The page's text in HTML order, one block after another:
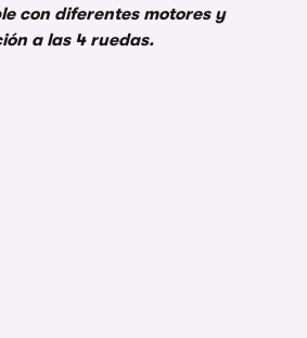
con diferentes motores y
a las 4 ruedas.